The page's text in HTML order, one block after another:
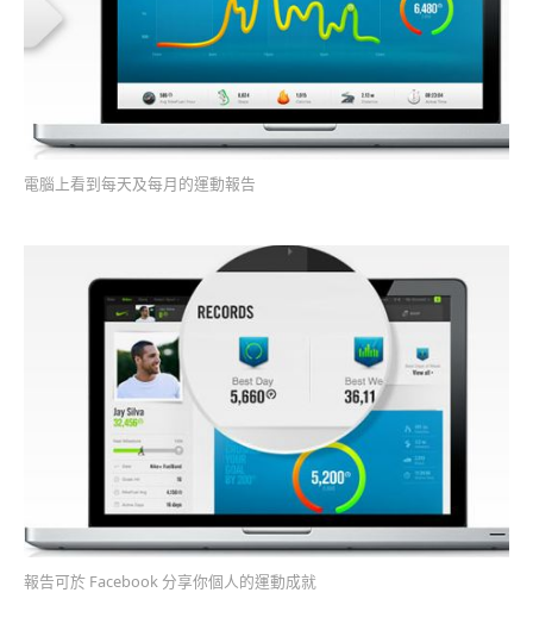
電腦上看到每天及每月的運動報告
報告可於 Facebook 分享你個人的運動成就